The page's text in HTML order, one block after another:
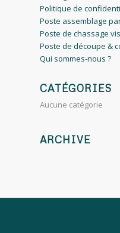
Politique de
Poste assemblage
Poste de chassage vis
Poste de découpe &
Qui sommes-nous ?
CATÉGORIES
Aucune catégorie
ARCHIVE